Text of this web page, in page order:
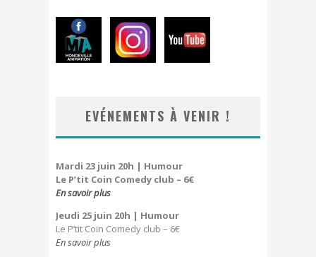
EVÉNEMENTS À VENIR !
Mardi 23 juin 20h | Humour
Le P’tit Coin Comedy club – 6€
En savoir plus
Jeudi 25 juin 20h | Humour
Le P’tit Coin Comedy club – 6€
En savoir plus